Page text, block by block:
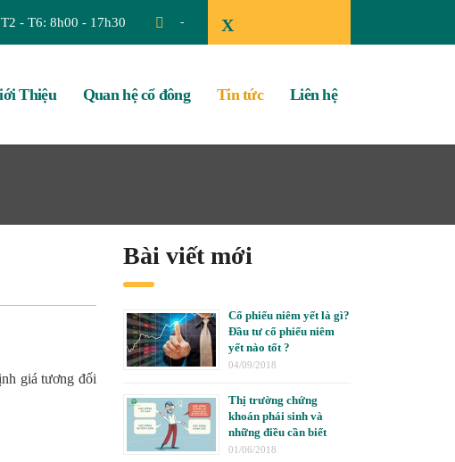
X
T2 - T6: 8h00 - 17h30 -
Thiệu Quan hệ cổ đông Tin tức Liên hệ
giá tương đối
Bài viết mới
Cổ phiếu niêm yết là gì?
Đầu tư cổ phiếu niêm
yết nào tốt ?
04/09/2018
Thị trường chứng
khoán phái sinh và
những điều cần biết
01/06/2018